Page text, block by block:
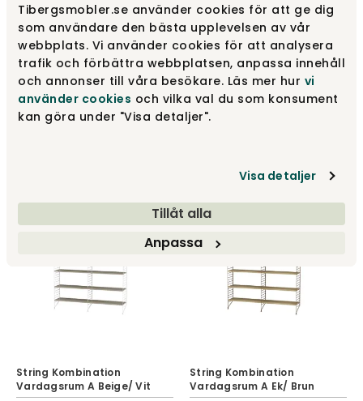
Tibergsmobler.se använder cookies för att ge dig
som användare den bästa upplevelsen av vår
webbplats. Vi använder cookies för att analysera
trafik och förbättra webbplatsen, anpassa innehåll
och annonser till våra besökare. Läs mer hur vi
använder cookies och vilka val du som konsument
kan göra under "Visa detaljer".
Visa detaljer
Tillåt alla
Anpassa
String Kombination
Vardagsrum D Ek/ Vit
String®
String Kombination
Vardagsrum A Ask/ Brun
String®
String Kombination
Vardagsrum A Beige/ Vit
String Kombination
Vardagsrum A Ek/ Brun